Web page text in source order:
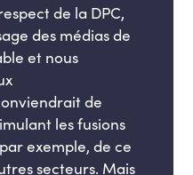
de la DPC,
des médias de
et nous
de
les fusions
exemple, de ce
secteurs. Mais